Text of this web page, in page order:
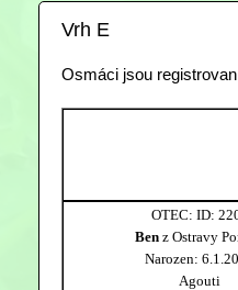
Vrh E
Osmáci jsou
OTEC: ID:
Ben z Ostravy
Narozen:
Agouti